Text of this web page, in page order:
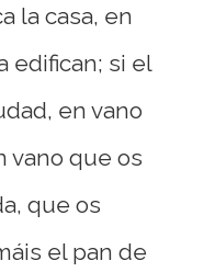
la casa, en
edifican; si el
en vano
vano que os
que os
el pan de